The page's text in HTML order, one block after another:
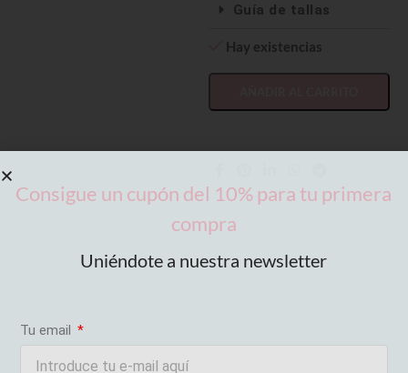
Guía de tallas
Hay existencias
Consigue un cupón del 10% para tu primera
compra
Uniéndote a nuestra newsletter
Tu email